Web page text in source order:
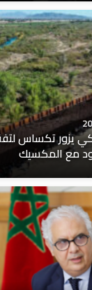
يزور تكساس
مع المكسيك